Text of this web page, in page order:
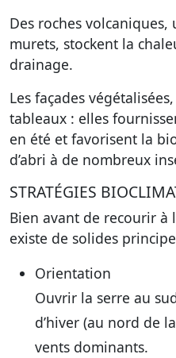
Des roches
murets, stockent la
drainage.
Les façades
tableaux : elles
en été et favorisent la
d’abri à de nombreux
STRATÉGIES
Bien avant de recourir
existe de solides
Orientation
Ouvrir la serre au
d’hiver (au nord de
vents dominants.